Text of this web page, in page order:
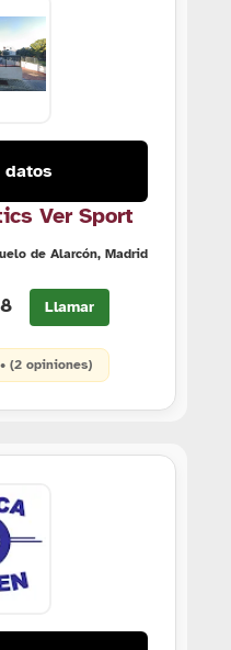
datos
Ver Sport
de Alarcón, Madrid
Llamar
(2 opiniones)